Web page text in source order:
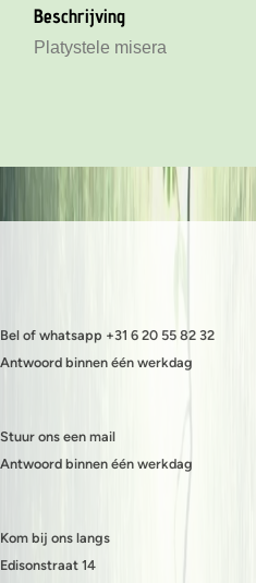
Beschrijving
Platystele misera
Bel of whatsapp +31 6 20 55 82 32
Antwoord binnen één werkdag
Stuur ons een mail
Antwoord binnen één werkdag
Kom bij ons langs
Edisonstraat 14